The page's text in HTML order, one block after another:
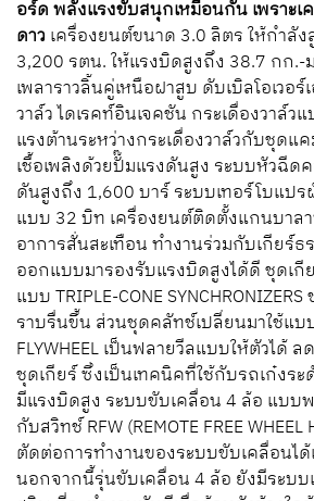
อร์ดพลังแรงขับสนุกเหมือนกัน เพราะ
ดาว เครื่องยนต์ขนาด 3.0 ลิตร ให้กำลั
3,200 รตน. ให้แรงบิดสูงถึง 38.7 กก.-
เพลาราวลิ้นคู่เหนือฝาสูบ ดับเบิลโอเวอ
วาล์ว ไดเรคท์อินเจคชัน กระเดื่องวาล์ว
แรงต้านระหว่างกระเดื่องวาล์วกับชุดแ
เชื้อเพลิงด้วยปั๊มแรงดันสูง ระบบหัวฉีด
ดันสูงถึง 1,600 บาร์ ระบบเทอร์โบแป
แบบ 32 บิท เครื่องยนต์ติดตั้งแกนบาล
อาการสั่นสะเทือน ทำงานร่วมกับเกียร์ธ
ออกแบบมารองรับแรงบิดสูงได้ดี ชุดเกี
แบบ TRIPLE-CONE
ราบรื่นขึ้น ส่วนชุดคลัทช์เปลี่ยนมาใช้แบบ
FLYWHEEL เป็นฟลายวีลแบบให้ตัวได้
ชุดเกียร์ ซึ่งเป็นเทคนิคที่ใช้กับรถเก๋งร
มีแรงบิดสูง ระบบขับเคลื่อน 4 ล้อ แบบ
กับสวิทช์ RFW (REMOTE FREE WHEEL
ตัดต่อการทำงานของระบบขับเคลื่อนไ
นอกจากนี้รุ่นขับเคลื่อน 4 ล้อ ยังมีระบบ